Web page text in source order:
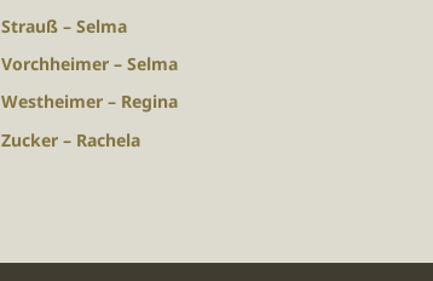
Strauß – Selma
Vorchheimer – Selma
Westheimer – Regina
Zucker – Rachela